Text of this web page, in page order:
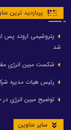
پربازدید ترین
شد
شکست مبین انرژی
رئیس هیات مدیره
توضیح مبین انرژی
سایر عناوین